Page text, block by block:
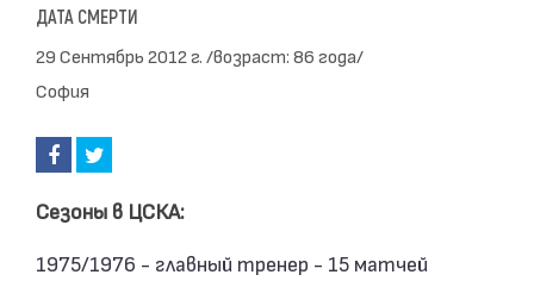
ДАТА СМЕРТИ
29 Сентябрь 2012 г. /возраст: 86 года/
София
Сезоны в ЦСКА:
1975/1976 - главный тренер - 15 матчей